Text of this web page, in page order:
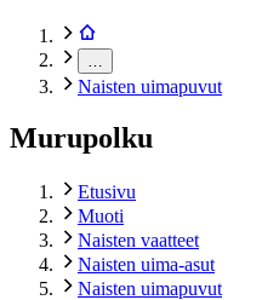
Naisten uimapuvut
Murupolku
Etusivu
Muoti
Naisten vaatteet
Naisten uima-asut
Naisten uimapuvut